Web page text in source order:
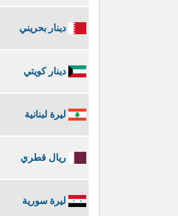
دينار بحريني
دينار كويتي
ليرة لبنانية
ريال قطري
ليرة سورية